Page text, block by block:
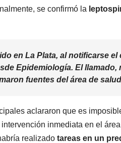
se confirmó la
en La Plata, al notificarse
Epidemiología. El
fuentes del área de
aclararon que es
inmediata en el
realizado tareas en un